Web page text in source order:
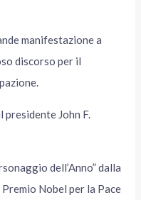
manifestazione a
discorso per il
presidente John F.
dell’Anno” dalla
Nobel per la Pace